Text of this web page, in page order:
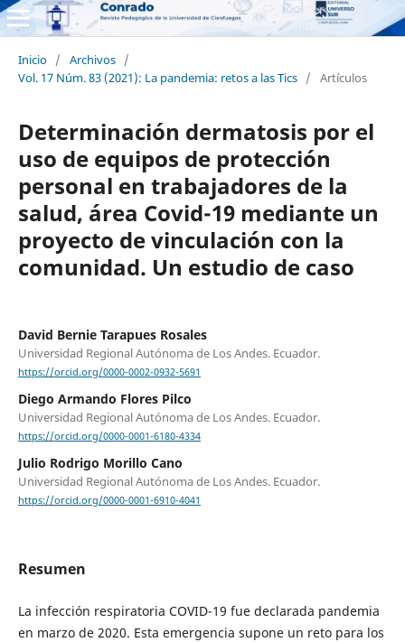
Inicio / Archivos /
Vol. 17 Núm. 83 (2021): La pandemia: retos a las Tics / Artículos
Determinación dermatosis por el
uso de equipos de protección
personal en trabajadores de la
salud, área Covid-19 mediante un
proyecto de vinculación con la
comunidad. Un estudio de caso
David Bernie Tarapues Rosales
Universidad Regional Autónoma de Los Andes. Ecuador.
https://orcid.org/0000-0002-0932-5691
Diego Armando Flores Pilco
Universidad Regional Autónoma de Los Andes. Ecuador.
https://orcid.org/0000-0001-6180-4334
Julio Rodrigo Morillo Cano
Universidad Regional Autónoma de Los Andes. Ecuador.
https://orcid.org/0000-0001-6910-4041
Resumen
La infección respiratoria COVID-19 fue declarada pandemia
en marzo de 2020. Esta emergencia supone un reto para los